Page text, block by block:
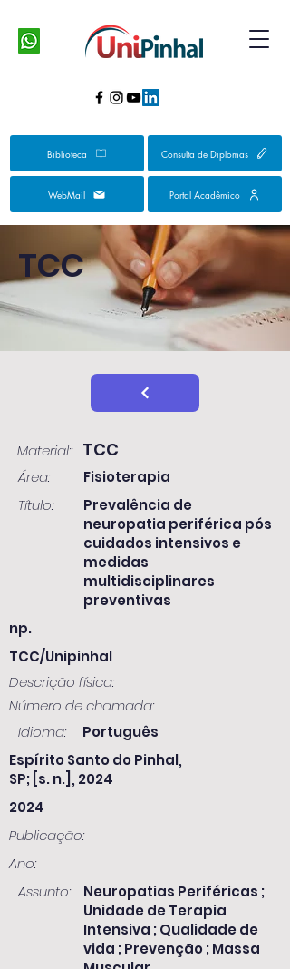
Biblioteca Consulta de Diplomas
WebMail Portal Acadêmico
TCC
Material:: TCC
Área:
Fisioterapia
Título:
Prevalência de
neuropatia periférica pós
cuidados intensivos e
medidas
multidisciplinares
preventivas
np.
TCC/Unipinhal
Descrição física:
Número de chamada:
Idioma:
Português
Espírito Santo do Pinhal,
SP; [s. n.], 2024
2024
Publicação:
Ano:
Assunto:
Neuropatias Periféricas ;
Unidade de Terapia
Intensiva ; Qualidade de
vida ; Prevenção ; Massa